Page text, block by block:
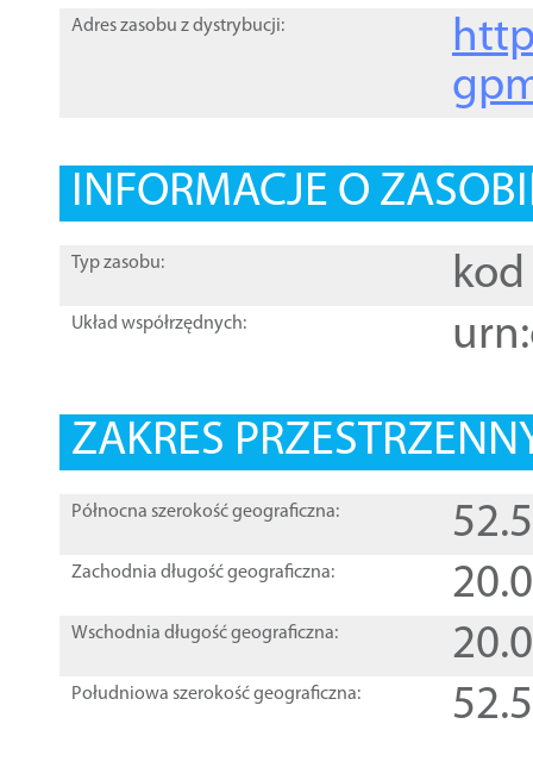
Adres zasobu z dystrybucji:
INFORMACJE O
Typ zasobu: kod
Układ współrzędnych:
ZAKRES
Północna szerokość geograficzna:
Zachodnia długość geograficzna:
Wschodnia długość geograficzna:
Południowa szerokość geograficzna: